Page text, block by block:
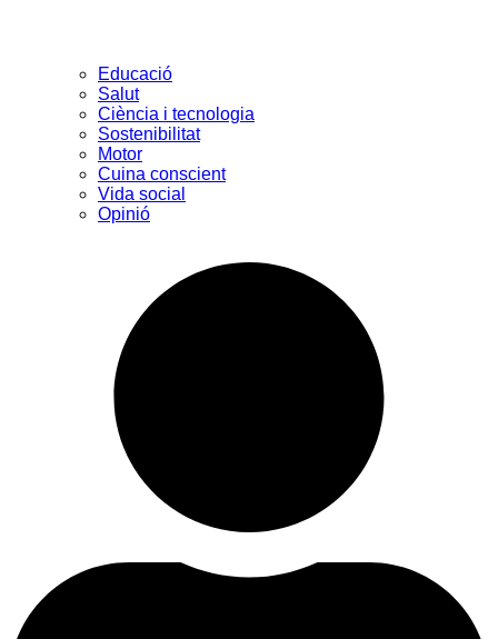
Educació
Salut
Ciència i tecnologia
Sostenibilitat
Motor
Cuina conscient
Vida social
Opinió